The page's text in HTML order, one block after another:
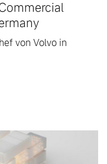
von Volvo in